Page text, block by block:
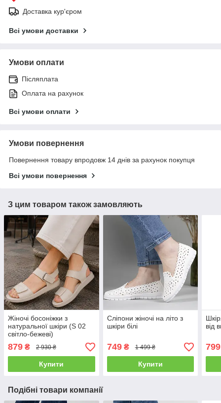
Доставка кур'єром
Всі умови доставки
Умови оплати
Післяплата
Оплата на рахунок
Всі умови оплати
Умови повернення
Повернення товару впродовж 14 днів за рахунок покупця
Всі умови повернення
З цим товаром також замовляють
Жіночі босоніжки з
натуральної шкіри (S 02
світло-бежеві)
879 ₴ 2 930 ₴
Купити
Сліпони жіночі на літо з
шкіри білі
749₴ 1 499 ₴
Купити
від
799
Подібні товари компанії